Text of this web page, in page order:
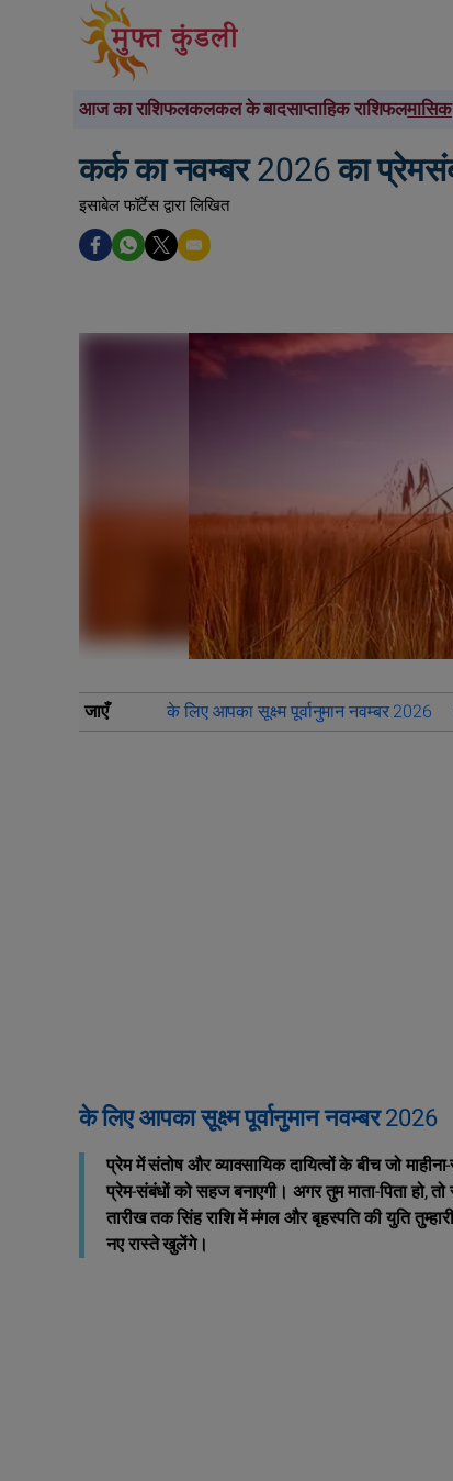
आज का राशिफलकलकल के बादसाप्ताहिक राशिफलमासिक
कर्क का नवम्बर 2026 का
इसाबेल फॉर्टेस द्वारा लिखित
जाएँ के लिए आपका सूक्ष्म पूर्वानुमान नवम्बर 2026
के लिए आपका सूक्ष्म पूर्वानुमान नवम्बर 2026
प्रेम में संतोष और व्यावसायिक दायित्वों के बीच जो
प्रेम-संबंधों को सहज बनाएगी। अगर तुम माता-पिता हो,
तारीख तक सिंह राशि में मंगल और बृहस्पति की युति
नए रास्ते खुलेंगे।